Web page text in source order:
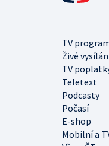
TV
Živé
TV
Teletext
Podcasty
Počasí
E-shop
Mobilní a